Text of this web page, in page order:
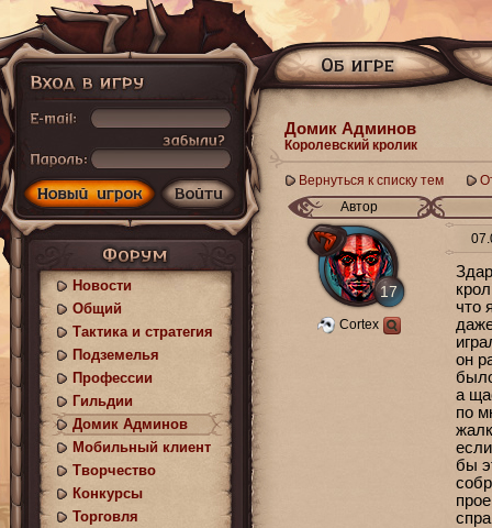
Домик Админов
Королевский кролик
Вернуться к списку тем
Автор
17
Cortex
что
он
а
по
бы
Новости
Общий
Тактика и стратегия
Подземелья
Профессии
Гильдии
Домик Админов
Мобильный клиент
Творчество
Конкурсы
Торговля